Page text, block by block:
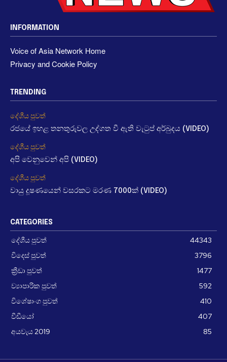
INFORMATION
Voice of Asia Network Home
Privacy and Cookie Policy
TRENDING
දේශීය පුවත්
රජයේ ඉහළ තනතුරුවල උද්ගත වී ඇති වැටුප් අර්බුදය (VIDEO)
දේශීය පුවත්
අපි වෙනුවෙන් අපි (VIDEO)
දේශීය පුවත්
වායු දූෂණයෙන් වසරකට මරණ 7000ක් (VIDEO)
CATEGORIES
දේශීය පුවත්
44343
විදෙස් පුවත්
3796
ක්‍රීඩා පුවත්
1477
ව්‍යාපාරික පුවත්
592
විශේෂාංග පුවත්
410
වීඩීයෝ
407
අයවැය 2019
85